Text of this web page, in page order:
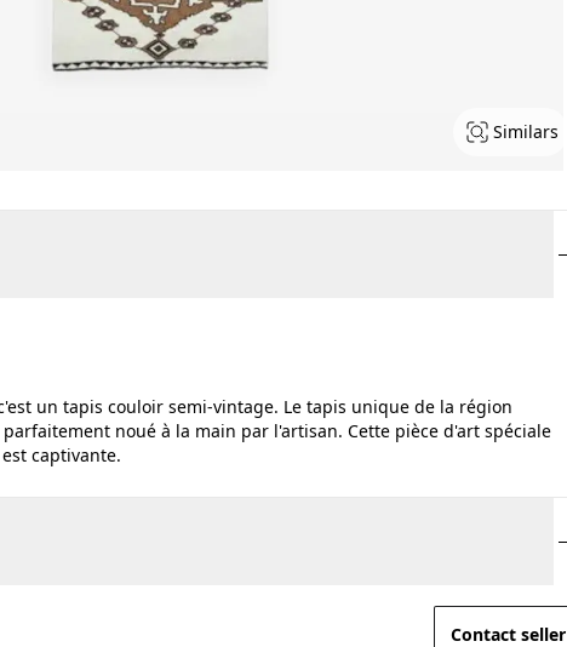
Similars
un tapis couloir semi-vintage. Le tapis unique de la région
noué à la main par l'artisan. Cette pièce d'art spéciale
captivante.
Contact seller